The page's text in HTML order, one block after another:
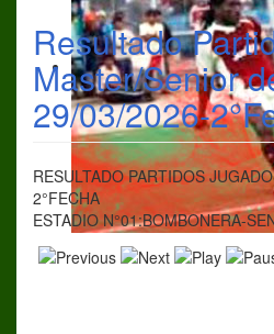
Resultado
Master/Senior
29/03/2026-
RESULTADO PARTIDOS
2°FECHA
ESTADIO N°01:BOMBONERA-